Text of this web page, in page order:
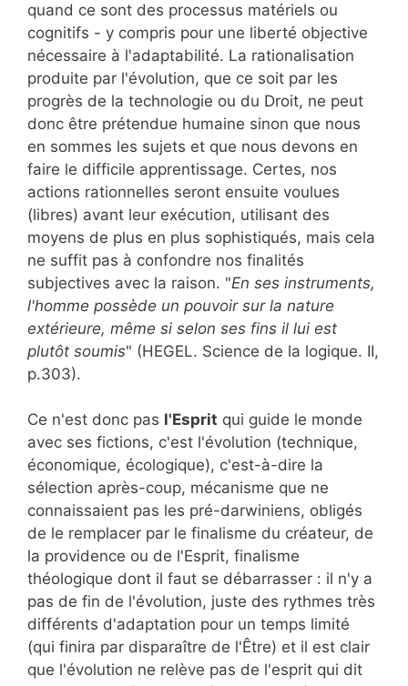
quand ce sont des processus matériels ou
cognitifs - y compris pour une liberté objective
nécessaire à l'adaptabilité. La rationalisation
produite par l'évolution, que ce soit par les
progrès de la technologie ou du Droit, ne peut
donc être prétendue humaine sinon que nous
en sommes les sujets et que nous devons en
faire le difficile apprentissage. Certes, nos
actions rationnelles seront ensuite voulues
(libres) avant leur exécution, utilisant des
moyens de plus en plus sophistiqués, mais cela
ne suffit pas à confondre nos finalités
subjectives avec la raison. "En ses instruments,
l'homme possède un pouvoir sur la nature
extérieure, même si selon ses fins il lui est
plutôt soumis" (HEGEL. Science de la logique. II,
p.303).
Ce n'est donc pas l'Esprit qui guide le monde
avec ses fictions, c'est l'évolution (technique,
économique, écologique), c'est-à-dire la
sélection après-coup, mécanisme que ne
connaissaient pas les pré-darwiniens, obligés
de le remplacer par le finalisme du créateur, de
la providence ou de l'Esprit, finalisme
théologique dont il faut se débarrasser : il n'y a
pas de fin de l'évolution, juste des rythmes très
différents d'adaptation pour un temps limité
(qui finira par disparaître de l'Être) et il est clair
que l'évolution ne relève pas de l'esprit qui dit